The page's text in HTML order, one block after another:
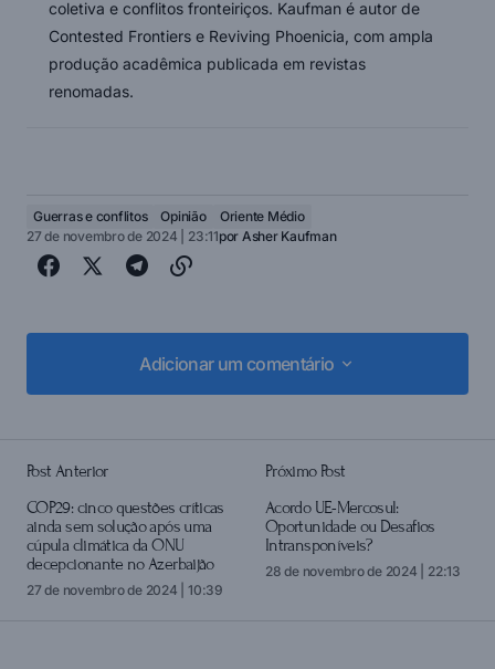
coletiva e conflitos fronteiriços. Kaufman é autor de
Contested Frontiers e Reviving Phoenicia, com ampla
produção acadêmica publicada em revistas
renomadas.
Guerras e conflitos Opinião
Oriente Médio
27 de novembro de 2024 | 23:11por Asher Kaufman
Adicionar um comentário
Adicionar um comentário
Post Anterior
COP29: cinco questões críticas
ainda sem solução após uma
cúpula climática da ONU
decepcionante no Azerbaijão
27 de novembro de 2024 | 10:39
Próximo Post
Acordo UE-Mercosul:
Oportunidade ou Desafios
Intransponíveis?
28 de novembro de 2024 | 22:13